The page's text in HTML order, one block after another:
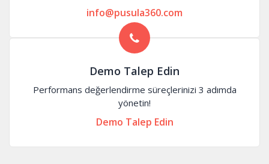
info@pusula360.com
Demo Talep Edin
Performans değerlendirme süreçlerinizi 3 adımda
yönetin!
Demo Talep Edin